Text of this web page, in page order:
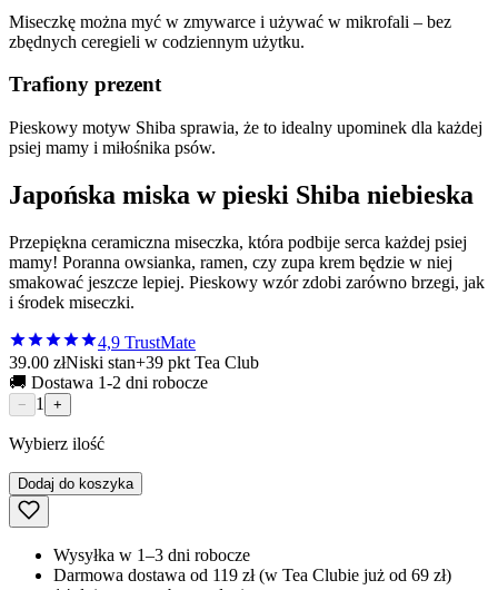
Miseczkę można myć w zmywarce i używać w mikrofali – bez
zbędnych ceregieli w codziennym użytku.
Trafiony prezent
Pieskowy motyw Shiba sprawia, że to idealny upominek dla każdej
psiej mamy i miłośnika psów.
Japońska miska w pieski Shiba niebieska
Przepiękna ceramiczna miseczka, która podbije serca każdej psiej
mamy! Poranna owsianka, ramen, czy zupa krem będzie w niej
smakować jeszcze lepiej. Pieskowy wzór zdobi zarówno brzegi, jak
i środek miseczki.
4,9 TrustMate
39.00 złNiski stan+39 pkt Tea Club
🚚 Dostawa 1-2 dni robocze
− 1 +
Wybierz ilość
Dodaj do koszyka
Wysyłka w 1–3 dni robocze
Darmowa dostawa od 119 zł (w Tea Clubie już od 69 zł)